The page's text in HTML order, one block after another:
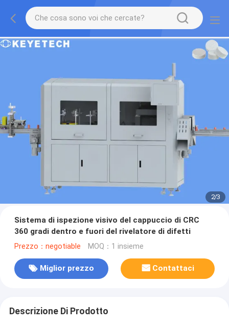
2/3
Sistema di ispezione visivo del cappuccio di CRC
360 gradi dentro e fuori del rivelatore di difetti
Prezzo：negotiable MOQ：1 insieme
Miglior prezzo Contattaci
Descrizione Di Prodotto